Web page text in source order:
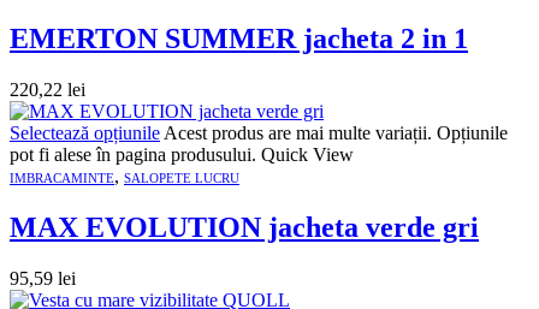
EMERTON SUMMER jacheta 2 in 1
220,22 lei
Selectează opțiunile Acest produs are mai multe variații. Opțiunile
pot fi alese în pagina produsului. Quick View
IMBRACAMINTE, SALOPETE LUCRU
MAX EVOLUTION jacheta verde gri
95,59 lei